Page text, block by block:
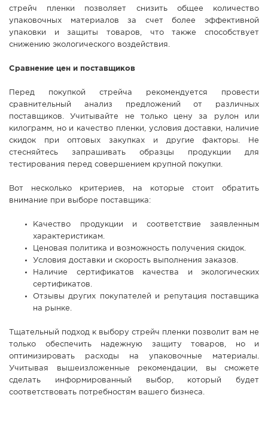
стрейч пленки позволяет снизить общее количество
упаковочных материалов за счет более эффективной
упаковки и защиты товаров, что также способствует
снижению экологического воздействия.
Сравнение цен и поставщиков
Перед покупкой стрейча рекомендуется провести
сравнительный анализ предложений от различных
поставщиков. Учитывайте не только цену за рулон или
килограмм, но и качество пленки, условия доставки, наличие
скидок при оптовых закупках и другие факторы. Не
стесняйтесь запрашивать образцы продукции для
тестирования перед совершением крупной покупки.
Вот несколько критериев, на которые стоит обратить
внимание при выборе поставщика:
Качество продукции и соответствие заявленным
характеристикам.
Ценовая политика и возможность получения скидок.
Условия доставки и скорость выполнения заказов.
Наличие сертификатов качества и экологических
сертификатов.
Отзывы других покупателей и репутация поставщика
на рынке.
Тщательный подход к выбору стрейч пленки позволит вам не
только обеспечить надежную защиту товаров, но и
оптимизировать расходы на упаковочные материалы.
Учитывая вышеизложенные рекомендации, вы сможете
сделать информированный выбор, который будет
соответствовать потребностям вашего бизнеса.